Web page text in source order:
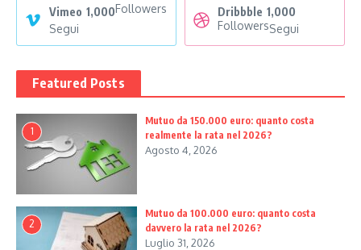
Vimeo 1,000Followers
Segui
Dribbble 1,000
FollowersSegui
Featured Posts
1
Mutuo da 150.000 euro: quanto costa
realmente la rata nel 2026?
Agosto 4, 2026
2
Mutuo da 100.000 euro: quanto costa
davvero la rata nel 2026?
Luglio 31, 2026